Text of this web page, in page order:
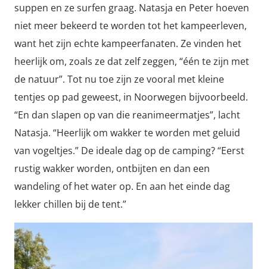
suppen en ze surfen graag. Natasja en Peter hoeven
niet meer bekeerd te worden tot het kampeerleven,
want het zijn echte kampeerfanaten. Ze vinden het
heerlijk om, zoals ze dat zelf zeggen, “één te zijn met
de natuur”. Tot nu toe zijn ze vooral met kleine
tentjes op pad geweest, in Noorwegen bijvoorbeeld.
“En dan slapen op van die reanimeermatjes”, lacht
Natasja. “Heerlijk om wakker te worden met geluid
van vogeltjes.” De ideale dag op de camping? “Eerst
rustig wakker worden, ontbijten en dan een
wandeling of het water op. En aan het einde dag
lekker chillen bij de tent.”